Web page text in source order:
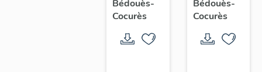
commune
Bédouès
Bédouès-
Cocurès
commune
Cocurès
Bédouès-
Cocurès